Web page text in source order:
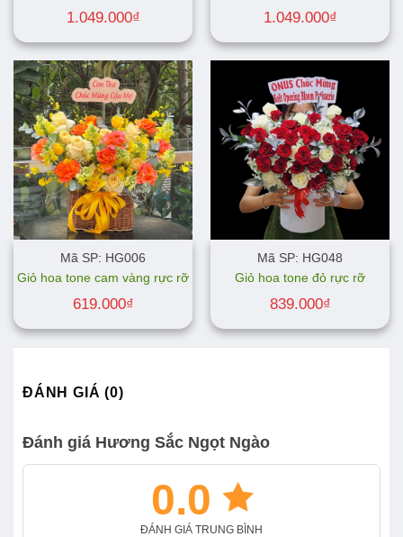
1.049.000₫ 1.049.000₫
Mã SP: HG006
Giỏ hoa tone cam vàng rực rỡ
619.000₫
Mã SP: HG048
Giỏ hoa tone đỏ rực rỡ
839.000₫
ĐÁNH GIÁ (0)
Đánh giá Hương Sắc Ngọt Ngào
0.0
ĐÁNH GIÁ TRUNG BÌNH